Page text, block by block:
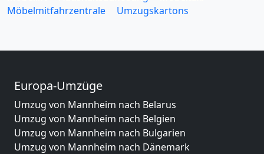
Möbelmitfahrzentrale
Umzugskartons
Europa-Umzüge
Umzug von Mannheim nach Belarus
Umzug von Mannheim nach Belgien
Umzug von Mannheim nach Bulgarien
Umzug von Mannheim nach Dänemark